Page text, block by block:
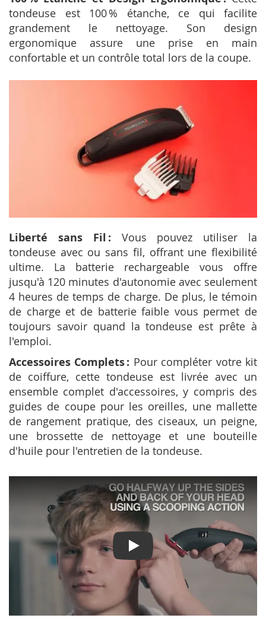
tondeuse est 100 % étanche, ce qui facilite
grandement le nettoyage. Son design
ergonomique assure une prise en main
confortable et un contrôle total lors de la coupe.
Liberté sans Fil : Vous pouvez utiliser la
tondeuse avec ou sans fil, offrant une flexibilité
ultime. La batterie rechargeable vous offre
jusqu'à 120 minutes d'autonomie avec seulement
4 heures de temps de charge. De plus, le témoin
de charge et de batterie faible vous permet de
toujours savoir quand la tondeuse est prête à
l'emploi.
Accessoires Complets : Pour compléter votre kit
de coiffure, cette tondeuse est livrée avec un
ensemble complet d'accessoires, y compris des
guides de coupe pour les oreilles, une mallette
de rangement pratique, des ciseaux, un peigne,
une brossette de nettoyage et une bouteille
d'huile pour l'entretien de la tondeuse.
Play